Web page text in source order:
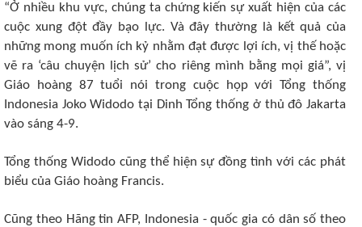
“Ở nhiều khu vực, chúng ta chứng kiến sự xuất hiện của các
cuộc xung đột đầy bạo lực. Và đây thường là kết quả của
những mong muốn ích kỷ nhằm đạt được lợi ích, vị thế hoặc
vẽ ra ‘câu chuyện lịch sử’ cho riêng mình bằng mọi giá”, vị
Giáo hoàng 87 tuổi nói trong cuộc họp với Tổng thống
Indonesia Joko Widodo tại Dinh Tổng thống ở thủ đô Jakarta
vào sáng 4-9.
Tổng thống Widodo cũng thể hiện sự đồng tình với các phát
biểu của Giáo hoàng Francis.
Cũng theo Hãng tin AFP, Indonesia - quốc gia có dân số theo